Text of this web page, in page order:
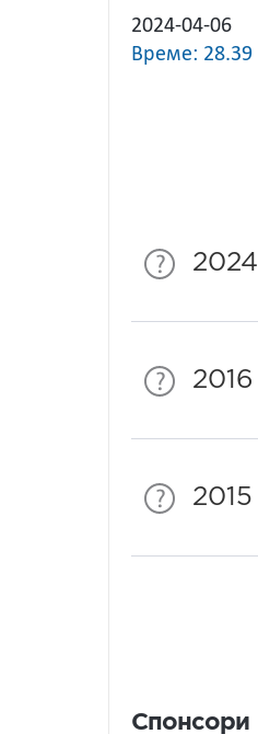
2024-04-06
Време: 28.39
2024
2016
2015
Спонсори